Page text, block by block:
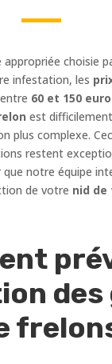
choisie
infestation, les
60 et 150
est
plus complexe.
restent
notre équipe
de votre nid de
des